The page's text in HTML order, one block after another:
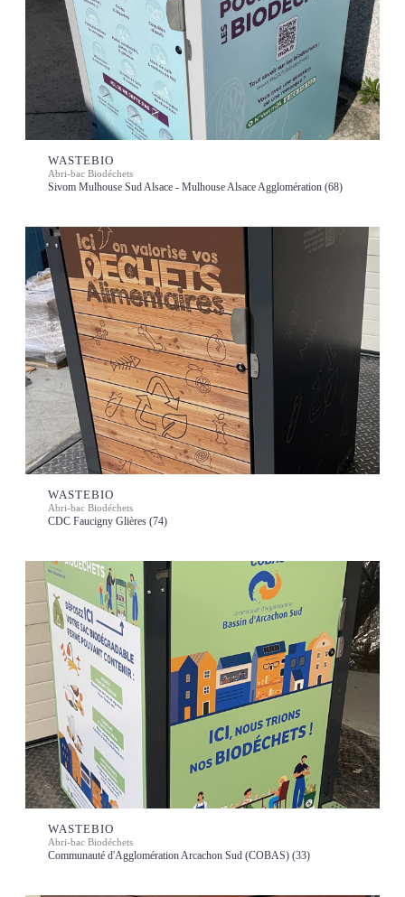
WASTEBIO
Abri-bac Biodéchets
Sivom Mulhouse Sud Alsace - Mulhouse Alsace Agglomération (68)
WASTEBIO
Abri-bac Biodéchets
CDC Faucigny Glières (74)
WASTEBIO
Abri-bac Biodéchets
Communauté d'Agglomération Arcachon Sud (COBAS) (33)